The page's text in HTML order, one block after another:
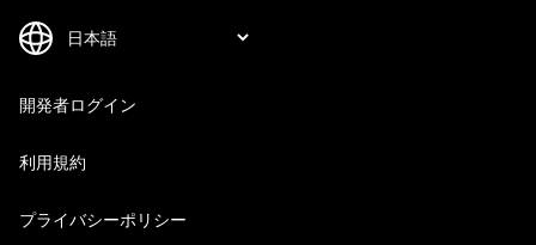
開発者ログイン
利用規約
プライバシーポリシー